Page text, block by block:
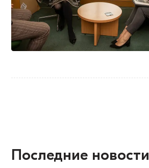
Последние новости